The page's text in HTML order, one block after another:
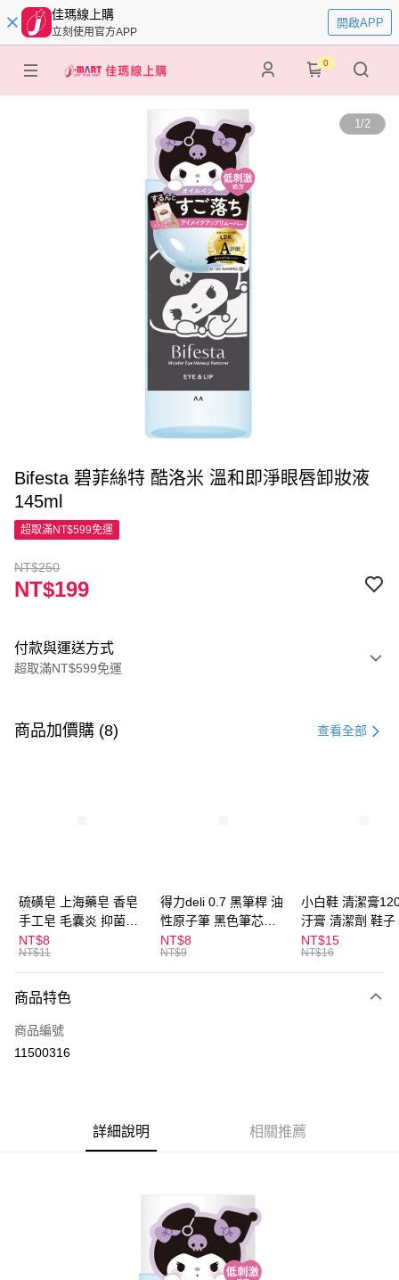
佳瑪線上購
立刻使用官方APP
開啟APP
0
1/2
Bifesta 碧菲絲特 酷洛米 溫和即淨眼唇卸妝液
145ml
超取滿NT$599免運
NT$250
NT$199
付款與運送方式
超取滿NT$599免運
信用卡一次付款
悠遊付
ATM付款
全家取貨付款
每筆NT$60，滿NT$599(含以上)免運費
付款後全家取貨
每筆NT$60，滿NT$599(含以上)免運費
每筆NT$60，滿NT$599(含以上)免運費
每筆NT$120，滿NT$1,999(含以上)免運費
商品加價購 (8) 查看全部
硫磺皂 上海藥皂 香皂
手工皂 毛囊炎 抑菌除
蟎 清潔護膚 去油去痘
寵物皮膚病 狗狗貓咪
NT$8
NT$11
得力deli 0.7 黑筆桿 油
性原子筆 黑色筆芯
S304
NT$8
NT$9
小白鞋 清潔膏
汙膏 清潔劑 鞋子
漬 白皮鞋 鞋油
NT$15
NT$16
商品特色
商品編號
11500316
詳細說明 相關推薦